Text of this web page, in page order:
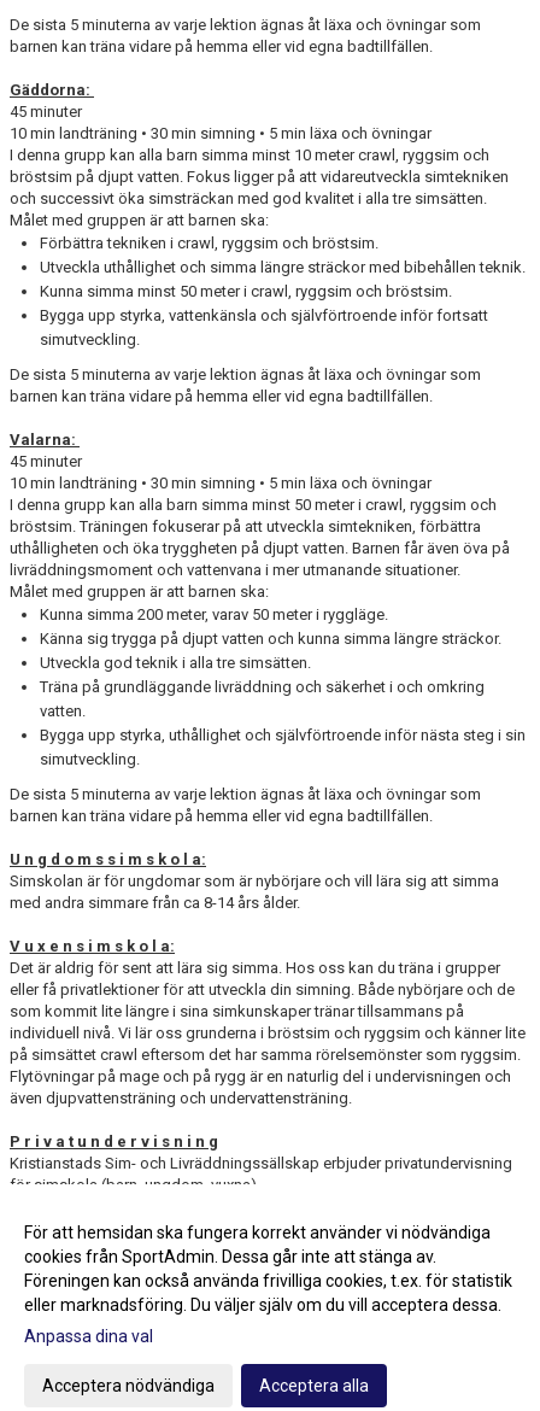
De sista 5 minuterna av varje lektion ägnas åt läxa och övningar som
barnen kan träna vidare på hemma eller vid egna badtillfällen.
Gäddorna:
45 minuter
10 min landträning • 30 min simning • 5 min läxa och övningar
I denna grupp kan alla barn simma minst 10 meter crawl, ryggsim och
bröstsim på djupt vatten. Fokus ligger på att vidareutveckla simtekniken
och successivt öka simsträckan med god kvalitet i alla tre simsätten.
Målet med gruppen är att barnen ska:
Förbättra tekniken i crawl, ryggsim och bröstsim.
Utveckla uthållighet och simma längre sträckor med bibehållen teknik.
Kunna simma minst 50 meter i crawl, ryggsim och bröstsim.
Bygga upp styrka, vattenkänsla och självförtroende inför fortsatt
simutveckling.
De sista 5 minuterna av varje lektion ägnas åt läxa och övningar som
barnen kan träna vidare på hemma eller vid egna badtillfällen.
Valarna:
45 minuter
10 min landträning • 30 min simning • 5 min läxa och övningar
I denna grupp kan alla barn simma minst 50 meter i crawl, ryggsim och
bröstsim. Träningen fokuserar på att utveckla simtekniken, förbättra
uthålligheten och öka tryggheten på djupt vatten. Barnen får även öva på
livräddningsmoment och vattenvana i mer utmanande situationer.
Målet med gruppen är att barnen ska:
Kunna simma 200 meter, varav 50 meter i ryggläge.
Känna sig trygga på djupt vatten och kunna simma längre sträckor.
Utveckla god teknik i alla tre simsätten.
Träna på grundläggande livräddning och säkerhet i och omkring
vatten.
Bygga upp styrka, uthållighet och självförtroende inför nästa steg i sin
simutveckling.
De sista 5 minuterna av varje lektion ägnas åt läxa och övningar som
barnen kan träna vidare på hemma eller vid egna badtillfällen.
U n g d o m s s i m s k o l a:
Simskolan är för ungdomar som är nybörjare och vill lära sig att simma
med andra simmare från ca 8-14 års ålder.
V u x e n s i m s k o l a:
Det är aldrig för sent att lära sig simma. Hos oss kan du träna i grupper
eller få privatlektioner för att utveckla din simning. Både nybörjare och de
som kommit lite längre i sina simkunskaper tränar tillsammans på
individuell nivå. Vi lär oss grunderna i bröstsim och ryggsim och känner lite
på simsättet crawl eftersom det har samma rörelsemönster som ryggsim.
Flytövningar på mage och på rygg är en naturlig del i undervisningen och
även djupvattensträning och undervattensträning.
P r i v a t u n d e r v i s n i n g
Kristianstads Sim- och Livräddningssällskap erbjuder privatundervisning
för simskola (barn, ungdom, vuxna).
Välkommen att lära dig simma hos oss!
Gå till Webbversion
För att hemsidan ska fungera korrekt använder vi nödvändiga
cookies från SportAdmin. Dessa går inte att stänga av.
Föreningen kan också använda frivilliga cookies, t.ex. för statistik
eller marknadsföring. Du väljer själv om du vill acceptera dessa.
Anpassa dina val
Acceptera nödvändiga Acceptera alla